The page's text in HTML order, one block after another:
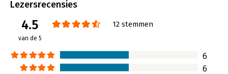
Uitgever:
Verschijningsdatum:
30-5-2018
Hoofdrubriek:
Lezersrecensies
4.5
van de 5
12 stemmen
6
6